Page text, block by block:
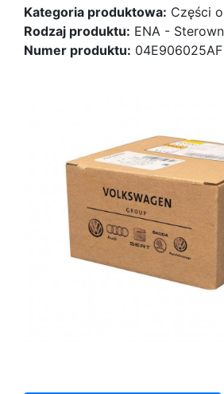
Kategoria produktowa: Części
Rodzaj produktu: ENA -
Numer produktu: 04E906025AF